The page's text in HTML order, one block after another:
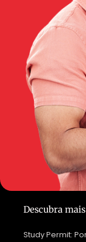
Descubra
Study Permit: